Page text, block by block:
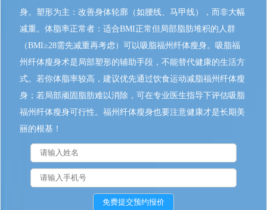
身。塑形为主：改善身体轮廓（如腰线、马甲线），而非大幅
减重。体脂率正常者：适合BMI正常但局部脂肪堆积的人群
（BMI≥28需先减重再考虑）可以吸脂福州纤体瘦身。吸脂福
州纤体瘦身术是局部塑形的辅助手段，不能替代健康的生活方
式。若你体脂率较高，建议优先通过饮食运动减脂福州纤体瘦
身；若局部顽固脂肪难以消除，可在专业医生指导下评估吸脂
福州纤体瘦身可行性。福州纤体瘦身也要注意健康才是长期美
丽的根基！